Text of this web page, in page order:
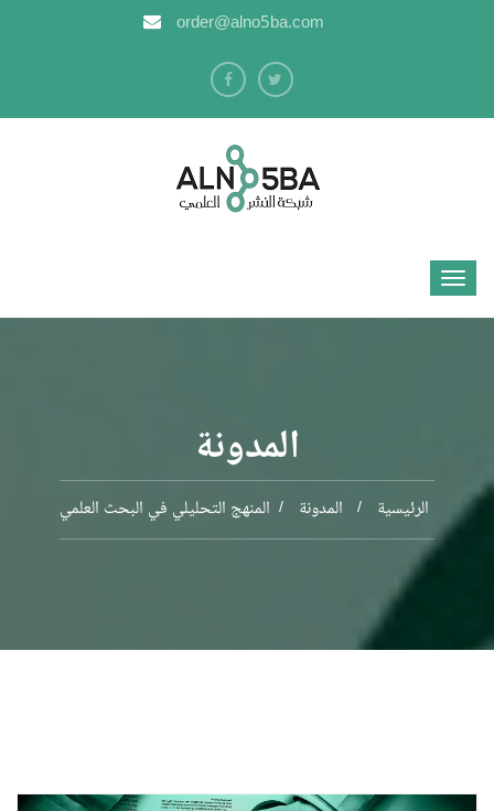
order@alno5ba.com
المدونة
المنهج التحليلي في البحث العلمي المدونة الرئيسية